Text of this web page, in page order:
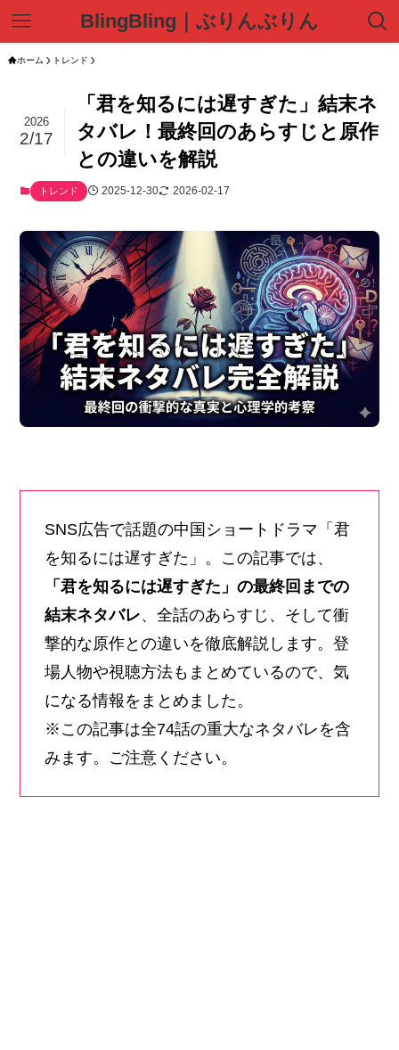
BlingBling｜ぶりんぶりん
ホーム トレンド
「君を知るには遅すぎた」結末ネ
タバレ！最終回のあらすじと原作
との違いを解説
2026
2/17
トレンド 2025-12-30 2026-02-17
SNS広告で話題の中国ショートドラマ「君
を知るには遅すぎた」。この記事では、
「君を知るには遅すぎた」の最終回までの
結末ネタバレ、全話のあらすじ、そして衝
撃的な原作との違いを徹底解説します。登
場人物や視聴方法もまとめているので、気
になる情報をまとめました。
※この記事は全74話の重大なネタバレを含
みます。ご注意ください。